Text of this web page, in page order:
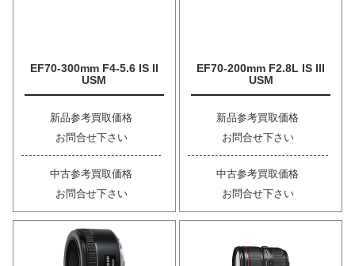
EF70-300mm F4-5.6 IS II
USM
新品参考買取価格
お問合せ下さい
中古参考買取価格
お問合せ下さい
EF70-200mm F2.8L IS III
USM
新品参考買取価格
お問合せ下さい
中古参考買取価格
お問合せ下さい